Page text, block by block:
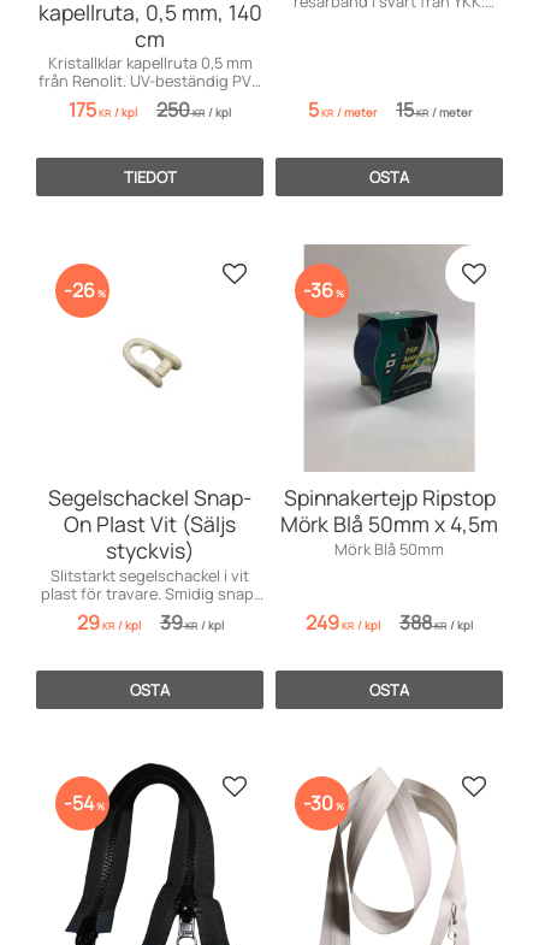
kapellruta, 0,5 mm, 140
cm
Kristallklar kapellruta 0,5 mm
från Renolit. UV-beständig PVC
för båtkapell och väderskydd.
175KR /kpl 250KR /kpl
TIEDOT
5KR /meter 15KR /meter
OSTA
Segelschackel Snap-
On Plast Vit (Säljs
styckvis)
Slitstarkt segelschackel i vit
plast för travare. Smidig snap-
on-montering helt utan
verktyg.
29KR /kpl 39KR /kpl
26% Lisää suosikiksi
OSTA
Spinnakertejp Ripstop
Mörk Blå 50mm x 4,5m
Mörk Blå 50mm
249KR /kpl 388KR /kpl
36% Lisää
OSTA
54% Lisää suosikiksi
30% Lisää